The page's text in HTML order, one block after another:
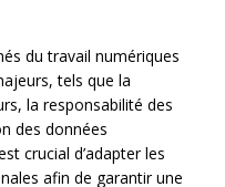
du travail numériques
tels que la
la responsabilité des
des données
crucial d’adapter les
afin de garantir une